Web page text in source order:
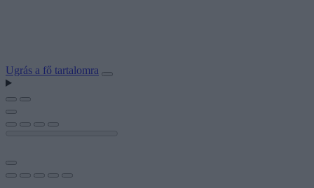
Ugrás a fő tartalomra